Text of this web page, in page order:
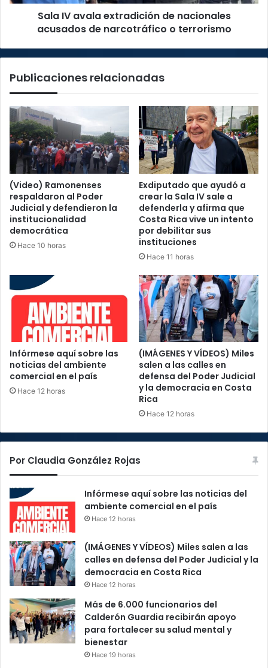
terrorismo
Sala IV avala extradición de nacionales
acusados de narcotráfico o terrorismo
Publicaciones relacionadas
(Video) Ramonenses
respaldaron al Poder
Judicial y defendieron la
institucionalidad
democrática
Hace 10 horas
Exdiputado que ayudó a
crear la Sala IV sale a
defenderla y afirma que
Costa Rica vive un intento
por debilitar sus
instituciones
Hace 11 horas
Infórmese aquí sobre las
noticias del ambiente
comercial en el país
Hace 12 horas
(IMÁGENES Y VÍDEOS) Miles
salen a las calles en
defensa del Poder Judicial
y la democracia en Costa
Rica
Hace 12 horas
Por Claudia González Rojas
Infórmese aquí sobre las noticias del
ambiente comercial en el país
Hace 12 horas
(IMÁGENES Y VÍDEOS) Miles salen a las
calles en defensa del Poder Judicial y la
democracia en Costa Rica
Hace 12 horas
Más de 6.000 funcionarios del
Calderón Guardia recibirán apoyo
para fortalecer su salud mental y
bienestar
Hace 19 horas